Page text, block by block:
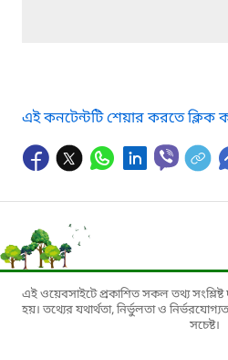
এই কনটেন্টটি শেয়ার করতে ক্লিক
এই ওয়েবসাইটে প্রকাশিত সকল তথ্য
হয়। তথ্যের যথার্থতা, নির্ভুলতা ও
সচেষ্ট।